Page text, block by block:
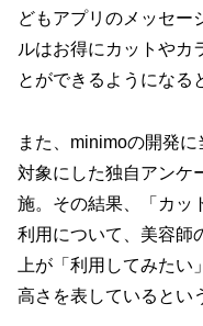
どもアプリのメッセー
ルはお得にカットやカ
とができるようになる
また、minimoの開発
対象にした独自アンケ
施。その結果、「カッ
利用について、美容師
上が「利用してみた
高さを表しているとい